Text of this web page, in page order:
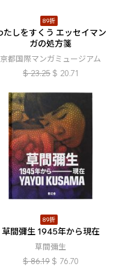
89折
たしをすくう エッセイマン
ガの処方箋
京都国際マンガミュージアム
$ 23.25 $ 20.71
89折
草間彌生 1945年から現在
草間彌生
$ 86.19 $ 76.70